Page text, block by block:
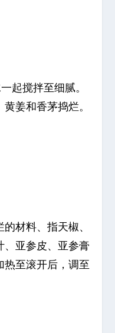
起搅拌至细腻。
姜和香茅捣烂。
材料、指天椒、
、亚参皮、亚参膏
热至滚开后，调至